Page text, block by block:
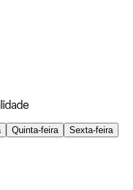
Quinta-feira
Sexta-feira